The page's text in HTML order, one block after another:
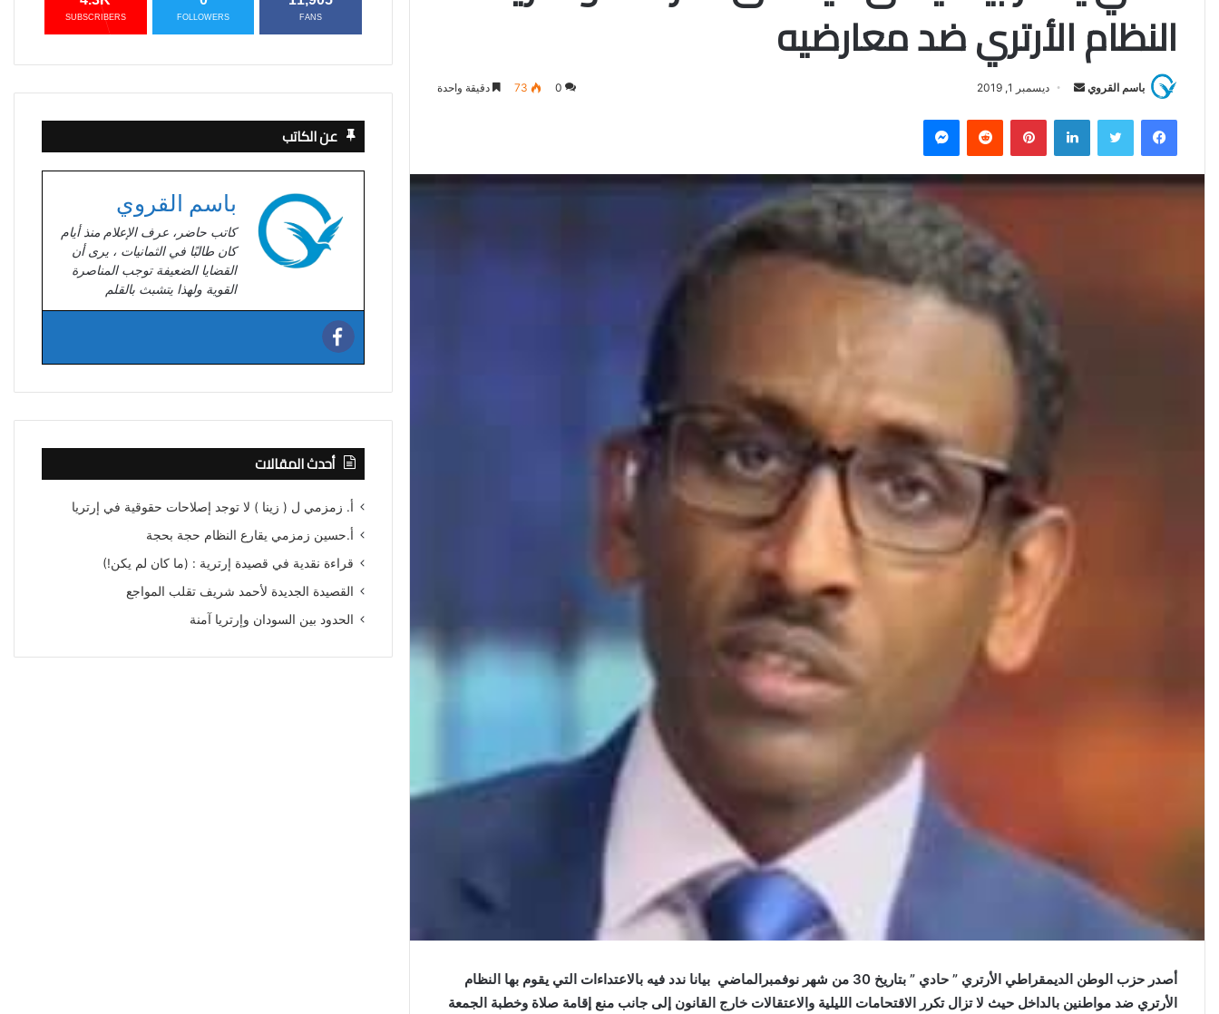
النظام الأرتري ضد معارضيه
باسم القروي
س
ب
ديسمبر 1, 2019 0
73 دقيقة واحدة
فيسبوك لينكدإن بينتيريست
أصدر حزب الوطن الديمقراطي الأرتري ” حادي ” بتاريخ 30 من شهر نوفمبرالماضي بيانا ندد فيه بالاعتداءات التي يقوم بها النظام
الأرتري ضد مواطنين بالداخل حيث لا تزال تكرر الاقتحامات الليلية والاعتقالات خارج القانون إلى جانب منع إقامة صلاة وخطبة الجمعة
FANS
FOLLOWERS
SUBSCRIBERS
عن الكاتب
باسم القروي
كاتب حاضر، عرف الإعلام منذ أيام
كان طالبًا في الثمانيات ، يرى أن
القضايا الضعيفة توجب المناصرة
القوية ولهذا يتشبث بالقلم
أحدث المقالات
أ. زمزمي ل ( زينا ) لا توجد إصلاحات حقوقية في إرتريا
أ.حسين زمزمي يقارع النظام حجة بحجة
قراءة نقدية في قصيدة إرترية : (ما كان لم يكن!)
القصيدة الجديدة لأحمد شريف تقلب المواجع
الحدود بين السودان وإرتريا آمنة